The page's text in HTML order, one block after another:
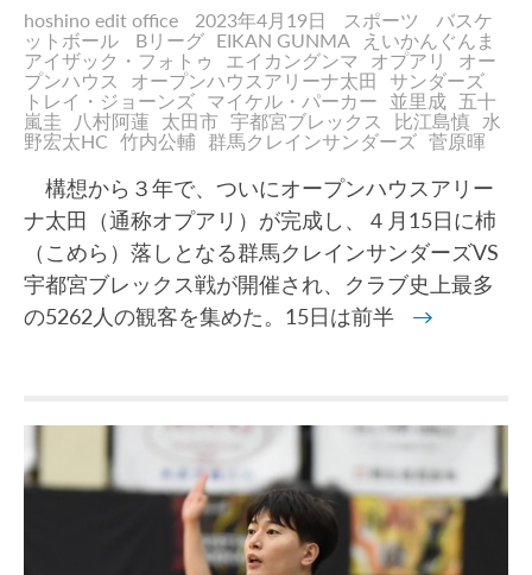
hoshino edit office 2023年4月19日 スポーツ
バスケ
ットボール
Bリーグ EIKAN GUNMA
えいかんぐんま
アイザック・フォトゥ
エイカングンマ オプアリ
オー
プンハウス
オープンハウスアリーナ太田
サンダーズ
トレイ・ジョーンズ マイケル・パーカー 並里成
五十
嵐圭
八村阿蓮 太田市 宇都宮ブレックス 比江島慎
水
野宏太HC 竹内公輔 群馬クレインサンダーズ 菅原暉
構想から３年で、ついにオープンハウスアリー
ナ太田（通称オプアリ）が完成し、４月15日に杮
（こめら）落しとなる群馬クレインサンダーズVS
宇都宮ブレックス戦が開催され、クラブ史上最多
の5262人の観客を集めた。15日は前半 →